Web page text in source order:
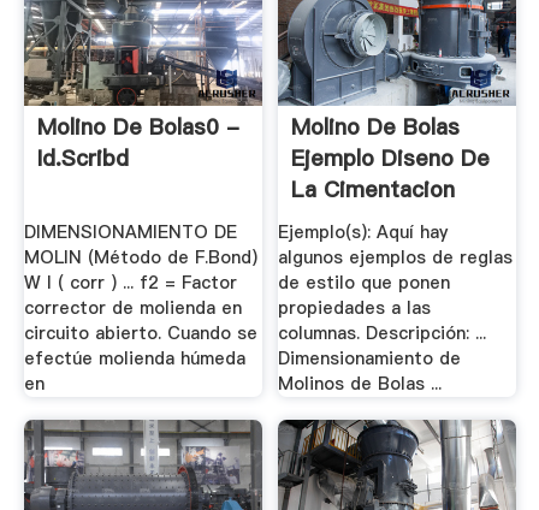
Molino De Bolas0 -
Id.scribd
DIMENSIONAMIENTO DE
MOLIN (Método de F.Bond)
W I ( corr ) ... f2 = Factor
corrector de molienda en
circuito abierto. Cuando se
efectúe molienda húmeda
en
Molino De Bolas
Ejemplo Diseno De
La Cimentacion
Ejemplo(s): Aquí hay
algunos ejemplos de reglas
de estilo que ponen
propiedades a las
columnas. Descripción: ...
Dimensionamiento de
Molinos de Bolas ...